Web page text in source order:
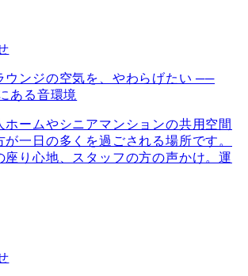
ウンジの空気を、やわらげたい ──
ある音環境
ホームやシニアマンションの共用空間
一日の多くを過ごされる場所です。
座り心地、スタッフの方の声かけ。運